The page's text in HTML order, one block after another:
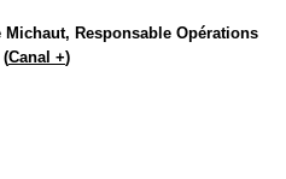
Michaut, Responsable Opérations
(Canal +)